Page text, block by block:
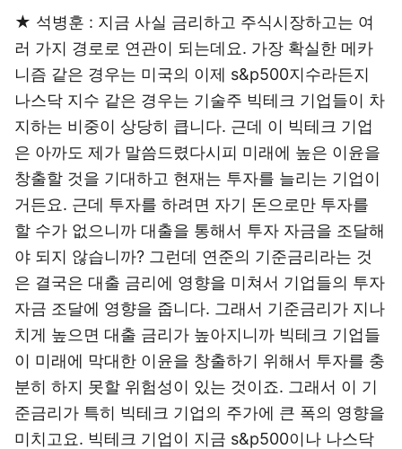
★ 석병훈 : 지금 사실 금리하고 주식시장하고는 여
러 가지 경로로 연관이 되는데요. 가장 확실한 메카
니즘 같은 경우는 미국의 이제 s&p500지수라든지
나스닥 지수 같은 경우는 기술주 빅테크 기업들이 차
지하는 비중이 상당히 큽니다. 근데 이 빅테크 기업
은 아까도 제가 말씀드렸다시피 미래에 높은 이윤을
창출할 것을 기대하고 현재는 투자를 늘리는 기업이
거든요. 근데 투자를 하려면 자기 돈으로만 투자를
할 수가 없으니까 대출을 통해서 투자 자금을 조달해
야 되지 않습니까? 그런데 연준의 기준금리라는 것
은 결국은 대출 금리에 영향을 미쳐서 기업들의 투자
자금 조달에 영향을 줍니다. 그래서 기준금리가 지나
치게 높으면 대출 금리가 높아지니까 빅테크 기업들
이 미래에 막대한 이윤을 창출하기 위해서 투자를 충
분히 하지 못할 위험성이 있는 것이죠. 그래서 이 기
준금리가 특히 빅테크 기업의 주가에 큰 폭의 영향을
미치고요. 빅테크 기업이 지금 s&p500이나 나스닥